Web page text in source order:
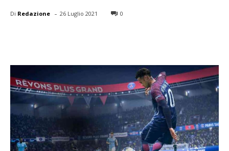
Di Redazione - 26 Luglio 2021 0